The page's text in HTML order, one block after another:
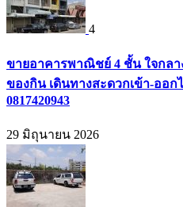
4
ขายอาคารพาณิชย์ 4 ชั้น ใจกล
ของกิน เดินทางสะดวกเข้า-ออก
0817420943
29 มิถุนายน 2026